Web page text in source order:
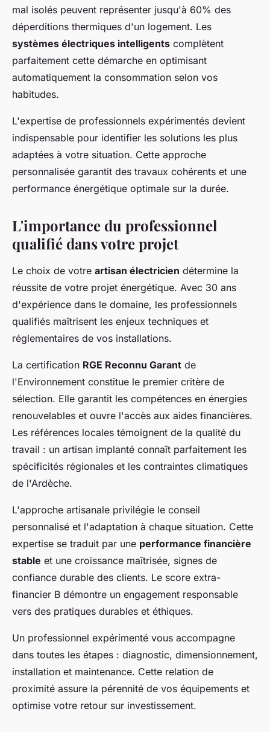
mal isolés peuvent représenter jusqu'à 60% des
déperditions thermiques d'un logement. Les
systèmes électriques intelligents complètent
parfaitement cette démarche en optimisant
automatiquement la consommation selon vos
habitudes.
L'expertise de professionnels expérimentés devient
indispensable pour identifier les solutions les plus
adaptées à votre situation. Cette approche
personnalisée garantit des travaux cohérents et une
performance énergétique optimale sur la durée.
L'importance du professionnel
qualifié dans votre projet
Le choix de votre artisan électricien détermine la
réussite de votre projet énergétique. Avec 30 ans
d'expérience dans le domaine, les professionnels
qualifiés maîtrisent les enjeux techniques et
réglementaires de vos installations.
La certification RGE Reconnu Garant de
l'Environnement constitue le premier critère de
sélection. Elle garantit les compétences en énergies
renouvelables et ouvre l'accès aux aides financières.
Les références locales témoignent de la qualité du
travail : un artisan implanté connaît parfaitement les
spécificités régionales et les contraintes climatiques
de l'Ardèche.
L'approche artisanale privilégie le conseil
personnalisé et l'adaptation à chaque situation. Cette
expertise se traduit par une performance financière
stable et une croissance maîtrisée, signes de
confiance durable des clients. Le score extra-
financier B démontre un engagement responsable
vers des pratiques durables et éthiques.
Un professionnel expérimenté vous accompagne
dans toutes les étapes : diagnostic, dimensionnement,
installation et maintenance. Cette relation de
proximité assure la pérennité de vos équipements et
optimise votre retour sur investissement.